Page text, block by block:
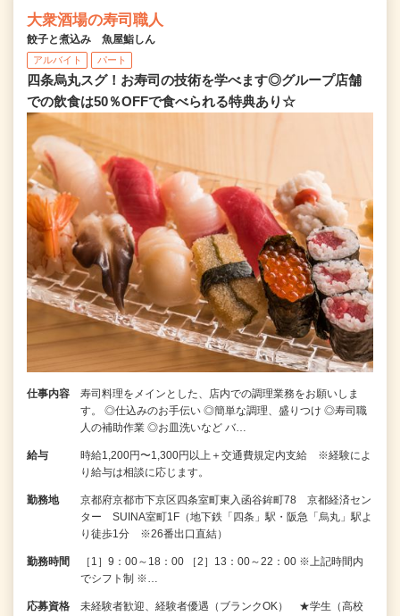
大衆酒場の寿司職人
餃子と煮込み 魚屋鮨しん
アルバイト パート
四条烏丸スグ！お寿司の技術を学べます◎グループ店舗
での飲食は50％OFFで食べられる特典あり☆
仕事内容
寿司料理をメインとした、店内での調理業務をお願いしま
す。 ◎仕込みのお手伝い ◎簡単な調理、盛りつけ ◎寿司職
人の補助作業 ◎お皿洗いなど バ…
給与
時給1,200円〜1,300円以上＋交通費規定内支給 ※経験によ
り給与は相談に応じます。
勤務地
京都府京都市下京区四条室町東入函谷鉾町78 京都経済セン
ター SUINA室町1F（地下鉄「四条」駅・阪急「烏丸」駅よ
り徒歩1分 ※26番出口直結）
勤務時間
［1］9：00～18：00 ［2］13：00～22：00 ※上記時間内
でシフト制 ※…
応募資格
未経験者歓迎、経験者優遇（ブランクOK） ★学生（高校